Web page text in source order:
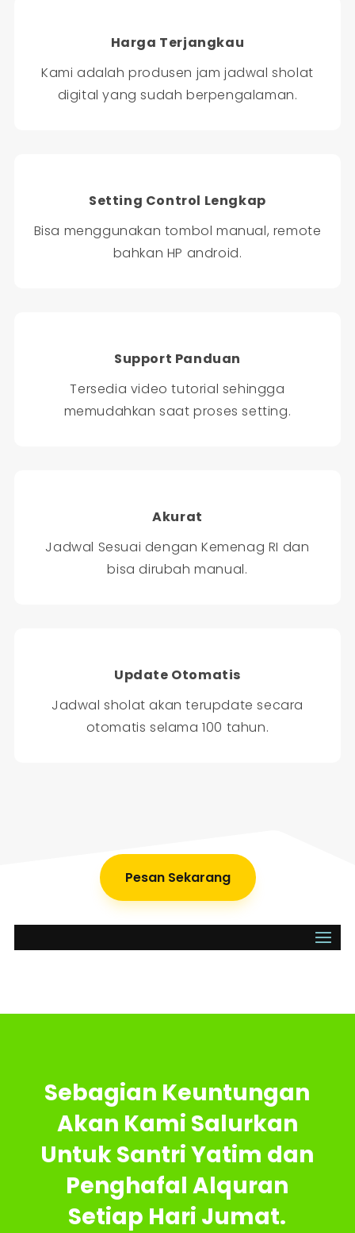
Harga Terjangkau
Kami adalah produsen jam jadwal sholat
digital yang sudah berpengalaman.
Setting Control Lengkap
Bisa menggunakan tombol manual, remote
bahkan HP android.
Support Panduan
Tersedia video tutorial sehingga
memudahkan saat proses setting.
Akurat
Jadwal Sesuai dengan Kemenag RI dan
bisa dirubah manual.
Update Otomatis
Jadwal sholat akan terupdate secara
otomatis selama 100 tahun.
Pesan Sekarang
Sebagian Keuntungan
Akan Kami Salurkan
Untuk Santri Yatim dan
Penghafal Alquran
Setiap Hari Jumat.